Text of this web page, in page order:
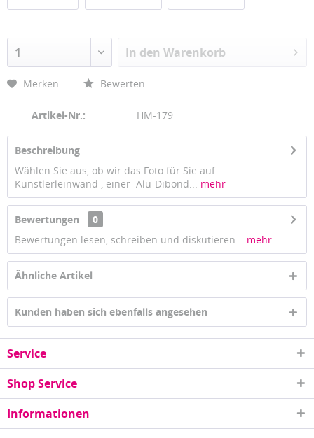
In den Warenkorb
Merken Bewerten
Artikel-Nr.: HM-179
Beschreibung
Wählen Sie aus, ob wir das Foto für Sie auf
Künstlerleinwand , einer Alu-Dibond... mehr
Bewertungen
0
Bewertungen lesen, schreiben und diskutieren... mehr
Ähnliche Artikel
Kunden haben sich ebenfalls angesehen
Service
Shop Service
Informationen